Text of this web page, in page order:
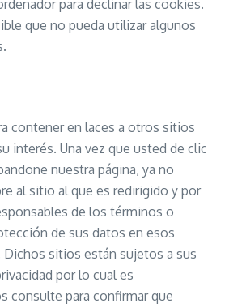
para declinar las cookies.
que no pueda utilizar algunos
contener en laces a otros sitios
interés. Una vez que usted de clic
nuestra página, ya no
al sitio al que es redirigido y por
de los términos o
de sus datos en esos
sitios están sujetos a sus
por lo cual es
consulte para confirmar que